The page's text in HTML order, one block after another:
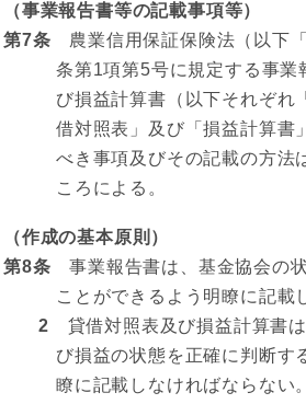
（事業報告書等の記載事項等）
第7条 農業信用保証保険法（以下
条第1項第5号に規定する事業
び損益計算書（以下それぞれ
借対照表」及び「損益計算書
べき事項及びその記載の方法
ころによる。
（作成の基本原則）
第8条 事業報告書は、基金協会の
ことができるよう明瞭に記載
2 貸借対照表及び損益計算書
び損益の状態を正確に判断す
瞭に記載しなければならない。